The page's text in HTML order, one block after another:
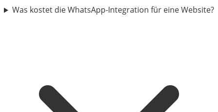
Was kostet die WhatsApp-Integration für eine Website?